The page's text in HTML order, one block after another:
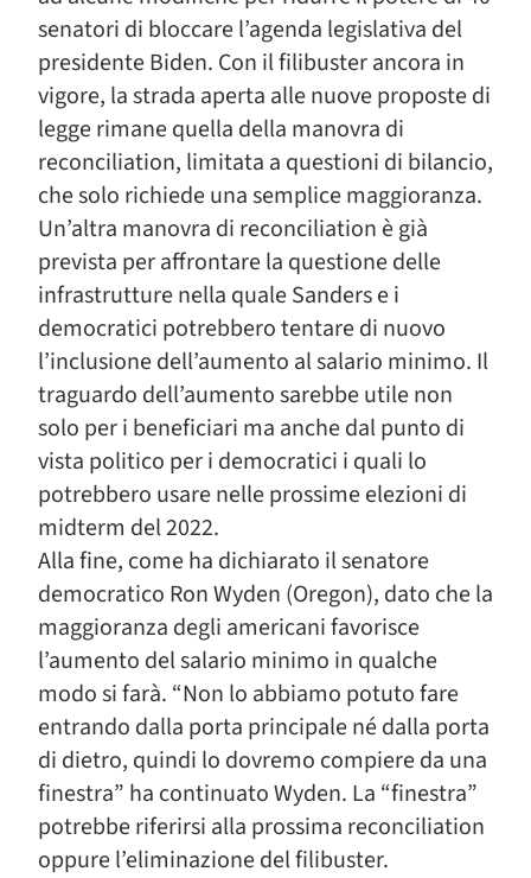
senatori di bloccare l’agenda legislativa del
presidente Biden. Con il filibuster ancora in
vigore, la strada aperta alle nuove proposte di
legge rimane quella della manovra di
reconciliation, limitata a questioni di bilancio,
che solo richiede una semplice maggioranza.
Un’altra manovra di reconciliation è già
prevista per affrontare la questione delle
infrastrutture nella quale Sanders e i
democratici potrebbero tentare di nuovo
l’inclusione dell’aumento al salario minimo. Il
traguardo dell’aumento sarebbe utile non
solo per i beneficiari ma anche dal punto di
vista politico per i democratici i quali lo
potrebbero usare nelle prossime elezioni di
midterm del 2022.
Alla fine, come ha dichiarato il senatore
democratico Ron Wyden (Oregon), dato che la
maggioranza degli americani favorisce
l’aumento del salario minimo in qualche
modo si farà. “Non lo abbiamo potuto fare
entrando dalla porta principale né dalla porta
di dietro, quindi lo dovremo compiere da una
finestra” ha continuato Wyden. La “finestra”
potrebbe riferirsi alla prossima reconciliation
oppure l’eliminazione del filibuster.